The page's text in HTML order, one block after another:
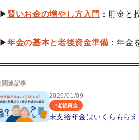
▶ 賢いお金の増やし方入門 ：貯金と
▶年金の基本と老後資金準備 ：年金
関連記事
2026/01/09
#老後資金
未支給年金はいくらもら